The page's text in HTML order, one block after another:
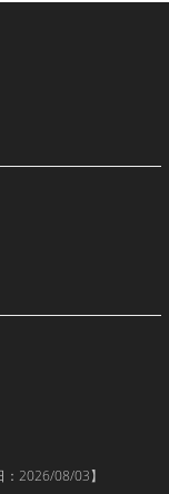
2026/08/03】